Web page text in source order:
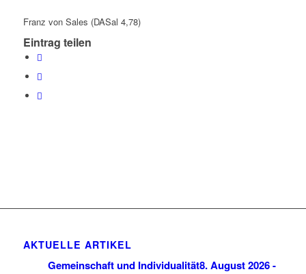
Franz von Sales (DASal 4,78)
Eintrag teilen
AKTUELLE ARTIKEL
Gemeinschaft und Individualität8. August 2026 -